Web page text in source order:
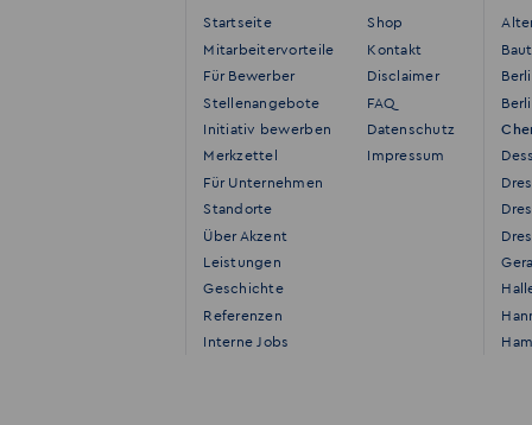
Startseite
Mitarbeitervorteile
Für Bewerber
Stellenangebote
Initiativ bewerben
Merkzettel
Für Unternehmen
Standorte
Über Akzent
Leistungen
Geschichte
Referenzen
Interne Jobs
Shop
Kontakt
Disclaimer
FAQ
Datenschutz
Impressum
Gera